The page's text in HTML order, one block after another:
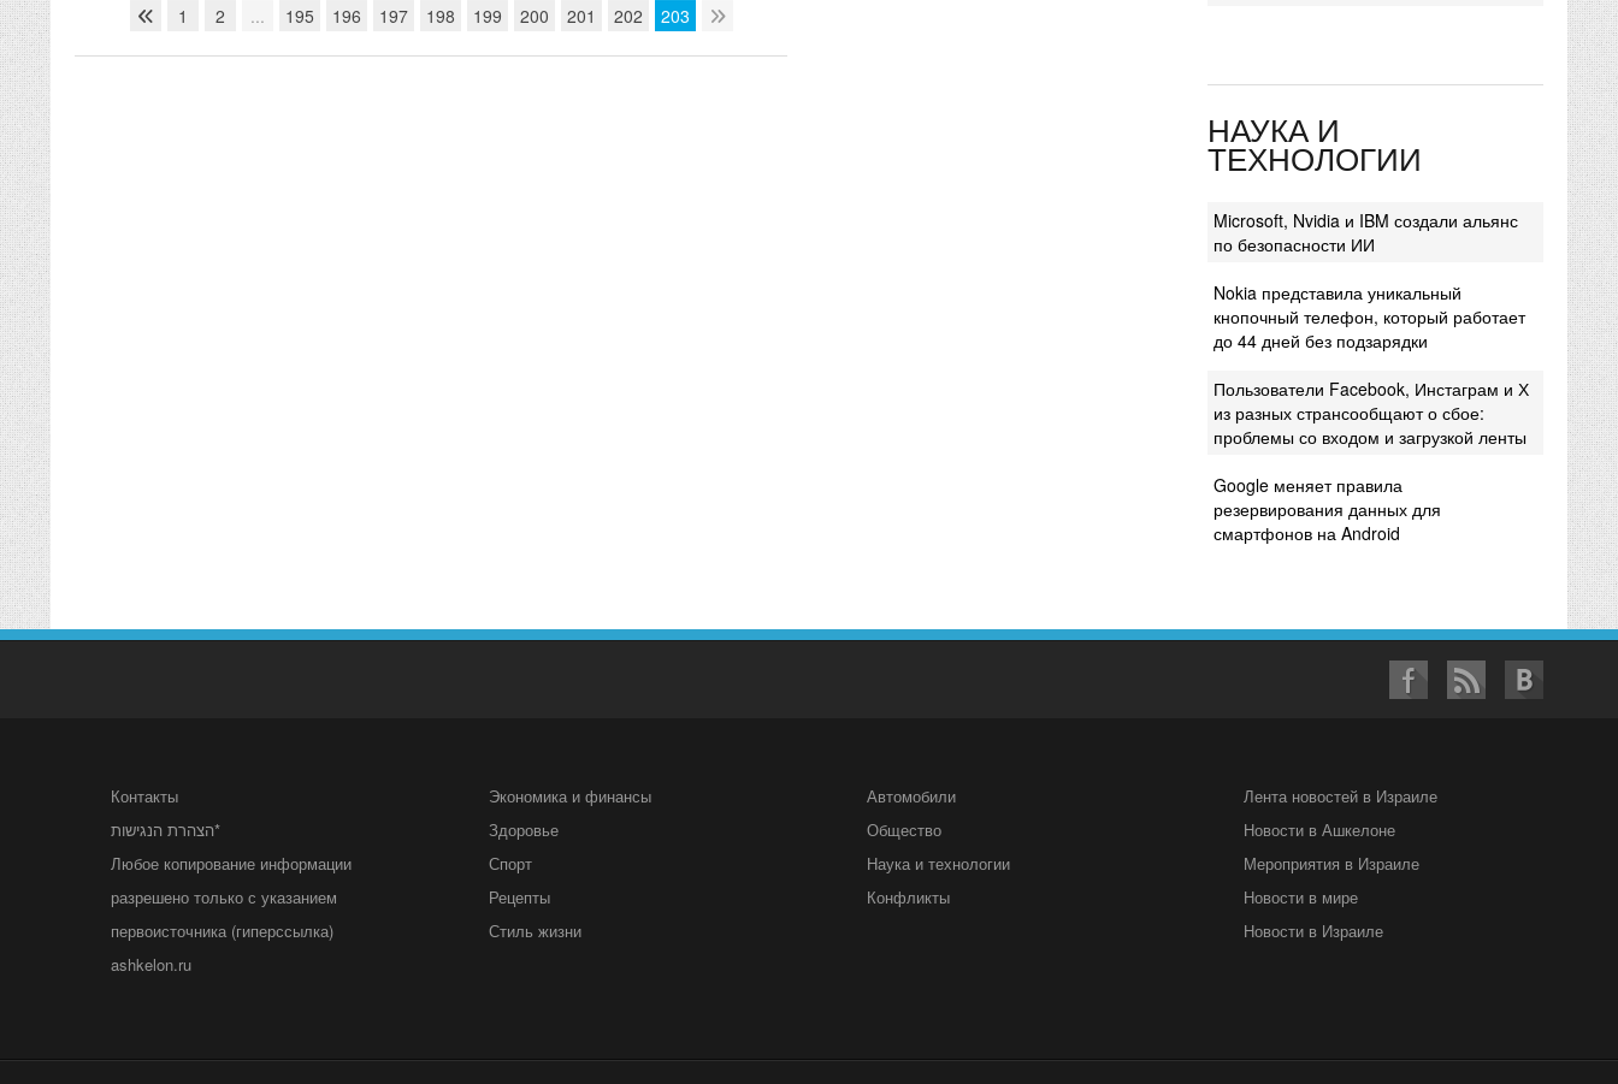
1 2 ... 195 196 197 198 199 200 201 202 203
НАУКА И
ТЕХНОЛОГИИ
Microsoft, Nvidia и IBM создали альянс
по безопасности ИИ
Nokia представила уникальный
кнопочный телефон, который работает
до 44 дней без подзарядки
Пользователи Facebook, Инстаграм и Х
из разных странсообщают о сбое:
проблемы со входом и загрузкой ленты
Google меняет правила
резервирования данных для
смартфонов на Android
Контакты
הצהרת הנגישות*
Любое копирование информации
разрешено только с указанием
первоисточника (гиперссылка)
ashkelon.ru
Экономика и финансы
Здоровье
Спорт
Рецепты
Стиль жизни
Автомобили
Общество
Наука и технологии
Конфликты
Лента новостей в Израиле
Новости в Ашкелоне
Мероприятия в Израиле
Новости в мире
Новости в Израиле